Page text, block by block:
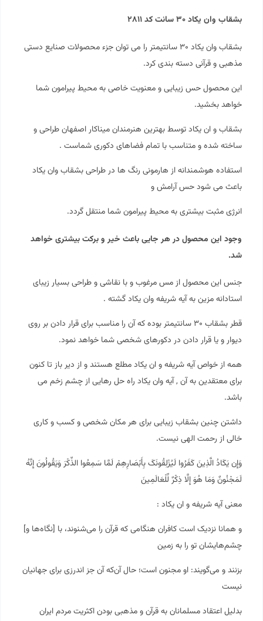
بشقاب وان یکاد ۳۰ سانت کد ۲۸۱۱
بشقاب وان یکاد ۳۰ سانتیمتر را می توان جزء محصولات
صنایع دستی
مذهبی و قرآنی دسته بندی کرد.
این محصول حس زیبایی و معنویت خاصی به محیط پیرامون شما
خواهد بخشید.
بشقاب و ان یکاد توسط بهترین هنرمندان میناکار اصفهان طراحی و
ساخته شده و متناسب با تمام فضاهای دکوری شماست .
استفاده هوشمندانه ازهارمونیرنگ ها در طراحی بشقاب وان یکاد
باعث می شود حس آرامش و
انرژی مثبت بیشتری به محیط پیرامون شما منتقل گردد.
وجود این محصول در هر جایی باعث خیر و برکت بیشتری خواهد
شد.
جنس این محصول از مس مرغوب و با نقاشی و طراحی بسیار زیبای
استادانه مزین به آیه شریفه وان یکاد گشته .
قطر بشقاب ۳۰ سانتیمتر بوده که آن را مناسب برای قرار دادن بر روی
دیوار و یا قرار دادن در دکورهای شخصی شما خواهد نمود.
همه از خواص آیه شریفه و ان یکاد مطلع هستند و از دیر باز تا کنون
برای معتقدین به آن , آیه وان یکاد راه حل رهایی از چشم زخم می
باشد.
داشتن چنین بشقاب زیبایی برای هر مکان شخصی و کسب و کاری
خالی از رحمت الهی نیست.
وَإِن یَکَادُ الَّذِینَ کَفَرُوا لَیُزْلِقُونَکَ بِأَبْصَارِهِمْ لَمَّا سَمِعُوا الذِّکْرَ وَیَقُولُونَ إِنَّهُ
لَمَجْنُونٌ وَمَا هُوَ إِلَّا ذِکْرٌ لِّلْعَالَمِینَ
معنی آیه شریفه و ان یکاد :
و همانا نزدیک است کافران هنگامی که قرآن را می‌شنوند، با [نگاه‌ها و]
چشم‌هایشان تو را به زمین
بزنند و می‌گویند: او مجنون است؛ حال آن‌که آن جز اندرزی برای جهانیان
نیست
بدلیل اعتقاد مسلمانان به قرآن و مذهبی بودن اکثریت مردم ایران